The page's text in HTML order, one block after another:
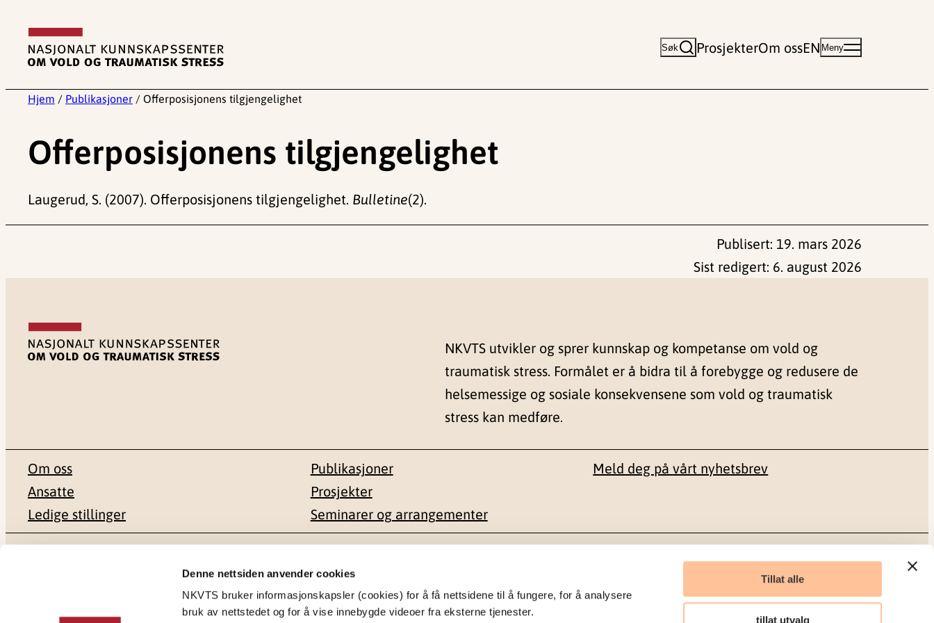
Denne nettsiden anvender cookies
NKVTS bruker informasjonskapsler (cookies) for å få nettsidene til å fungere, for å analysere
bruk av nettstedet og for å vise innebygde videoer fra eksterne tjenester.
Tillat alle
tillat utvalg
innhold
Søk ProsjekterOm ossEN Meny
Hjem / Publikasjoner / Offerposisjonens tilgjengelighet
Offerposisjonens tilgjengelighet
Laugerud, S. (2007). Offerposisjonens tilgjengelighet. Bulletine(2).
Publisert: 19. mars 2026
Sist redigert: 6. august 2026
NKVTS utvikler og sprer kunnskap og kompetanse om vold og
traumatisk stress. Formålet er å bidra til å forebygge og redusere de
helsemessige og sosiale konsekvensene som vold og traumatisk
stress kan medføre.
Om oss
Ansatte
Ledige stillinger
Publikasjoner
Prosjekter
Seminarer og arrangementer
Meld deg på vårt nyhetsbrev
Besøksadresse
Gullhaugveien 1-3
22 59 55 00
Sosiale medier
Facebook